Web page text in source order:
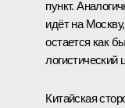
пункт.
идёт на
остается как
логистический
Китайская